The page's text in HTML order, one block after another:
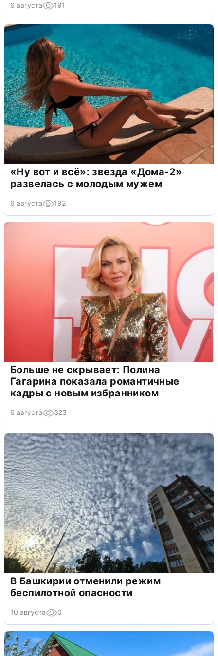
6 августа 191
«Ну вот и всё»: звезда «Дома-2»
развелась с молодым мужем
6 августа 192
Больше не скрывает: Полина
Гагарина показала романтичные
кадры с новым избранником
6 августа 323
В Башкирии отменили режим
беспилотной опасности
10 августа 0